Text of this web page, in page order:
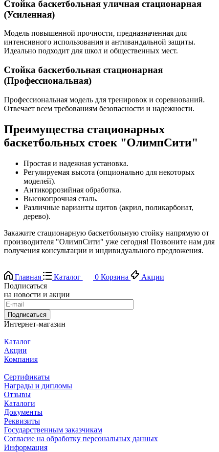
Стойка баскетбольная уличная стационарная
(Усиленная)
Модель повышенной прочности, предназначенная для
интенсивного использования и антивандальной защиты.
Идеально подходит для школ и общественных мест.
Стойка баскетбольная стационарная
(Профессиональная)
Профессиональная модель для тренировок и соревнований.
Отвечает всем требованиям безопасности и надежности.
Преимущества стационарных
баскетбольных стоек "ОлимпСити"
Простая и надежная установка.
Регулируемая высота (опционально для некоторых
моделей).
Антикоррозийная обработка.
Высокопрочная сталь.
Различные варианты щитов (акрил, поликарбонат,
дерево).
Закажите стационарную баскетбольную стойку напрямую от
производителя "ОлимпСити" уже сегодня! Позвоните нам для
получения консультации и индивидуального предложения.
Главная Каталог 0 Корзина
Акции
Подписаться
на новости и акции
Подписаться
Интернет-магазин
Каталог
Акции
Компания
Сертификаты
Награды и дипломы
Отзывы
Каталоги
Документы
Реквизиты
Государственным заказчикам
Согласие на обработку персональных данных
Информация